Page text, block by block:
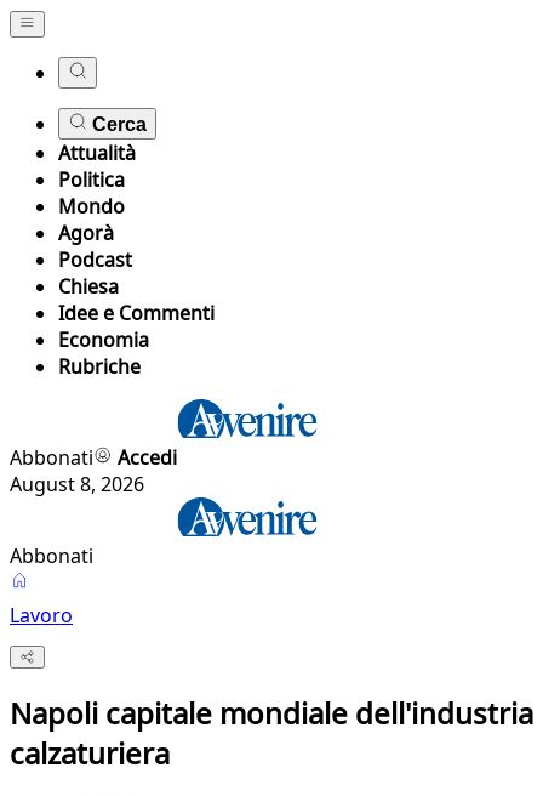
Cerca
Attualità
Politica
Mondo
Agorà
Podcast
Chiesa
Idee e Commenti
Economia
Rubriche
Abbonati
Accedi
August 8, 2026
Abbonati
Lavoro
Napoli capitale mondiale dell'industria
calzaturiera